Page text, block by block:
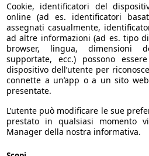
Cookie, identificatori del
online (ad es. identificatori
assegnati casualmente,
ad altre informazioni (ad es. tipo
browser, lingua, dimensioni
supportate, ecc.) possono
dispositivo dell’utente per
connette a un’app o a un sito
presentate.
L’utente può modificare le sue
prestato in qualsiasi momento
Manager della nostra informativa.